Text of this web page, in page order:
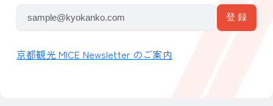
京都観光 MICE Newsletter のご案内